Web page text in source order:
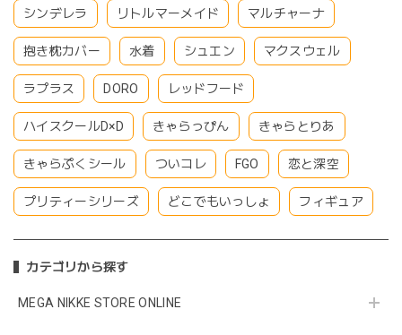
シンデレラ リトルマーメイド マルチャーナ
抱き枕カバー 水着 シュエン マクスウェル
ラプラス DORO レッドフード
ハイスクールD×D きゃらっぴん きゃらとりあ
きゃらぷくシール ついコレ FGO 恋と深空
プリティーシリーズ どこでもいっしょ フィギュア
カテゴリから探す
MEGA NIKKE STORE ONLINE